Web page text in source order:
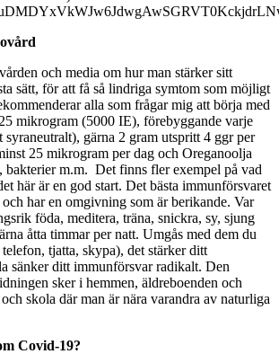
och media om hur man stärker sitt
sätt, för att få så lindriga symtom som möjligt
alla som frågar mig att börja med
mikrogram (5000 IE), förebyggande varje
gärna 2 gram utspritt 4 ggr per
25 mikrogram per dag och Oreganoolja
bakterier m.m. Det finns fler exempel på vad
här är en god start. Det bästa immunförsvaret
har en omgivning som är berikande. Var
föda, meditera, träna, snickra, sy, sjung
åtta timmar per natt. Umgås med dem du
tjatta, skypa), det stärker ditt
sänker ditt immunförsvar radikalt. Den
sker i hemmen, äldreboenden och
skola där man är nära varandra av naturliga
Covid-19?